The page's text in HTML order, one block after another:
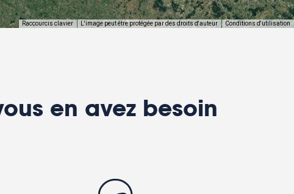
Raccourcis clavier L'image peut être protégée par des droits d'auteur Conditions d'utilisation
en avez besoin